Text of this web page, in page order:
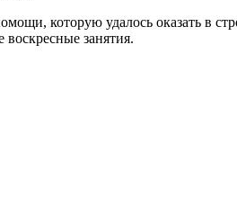
которую удалось оказать в
занятия.